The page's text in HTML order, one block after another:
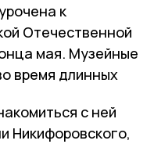
к
Отечественной
мая. Музейные
время длинных
с ней
Никифоровского,